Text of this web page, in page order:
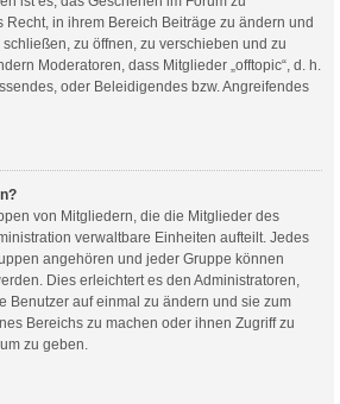
in ihrem Bereich Beiträge zu ändern und
zu öffnen, zu verschieben und zu
Moderatoren, dass Mitglieder „offtopic“, d. h.
oder Beleidigendes bzw. Angreifendes
von Mitgliedern, die die Mitglieder des
verwaltbare Einheiten aufteilt. Jedes
angehören und jeder Gruppe können
Dies erleichtert es den Administratoren,
Benutzer auf einmal zu ändern und sie zum
Bereichs zu machen oder ihnen Zugriff zu
zu geben.